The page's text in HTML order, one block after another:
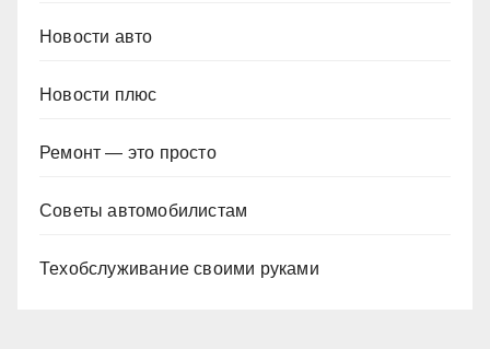
Новости авто
Новости плюс
Ремонт — это просто
Советы автомобилистам
Техобслуживание своими руками